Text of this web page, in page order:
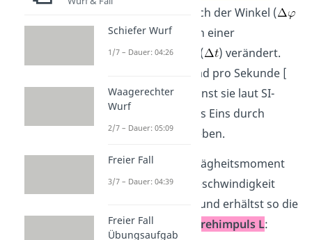
an, wie schnell sich der Winkel (
) in einem Kreis in einer
bestimmten Zeit (
) verändert.
Ihre Einheit ist Rad pro Sekunde [
], doch du kannst sie laut SI-
Einheiten auch als Eins durch
Sekunde [ ] angeben.
Du kannst das Trägheitsmoment
und die Winkelgeschwindigkeit
auch umformen und erhältst so die
Formel für den
Drehimpuls L:
Schiefer Wurf
1/7 – Dauer: 04:26
Waagerechter
Wurf
2/7 – Dauer: 05:09
Freier Fall
3/7 – Dauer: 04:39
Freier Fall
Übungsaufgab